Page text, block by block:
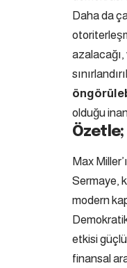
Daha da
olduğu
Özetle;
Max
Sermaye,
modern
etkisi
finansal